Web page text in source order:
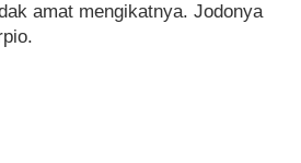
amat mengikatnya. Jodonya